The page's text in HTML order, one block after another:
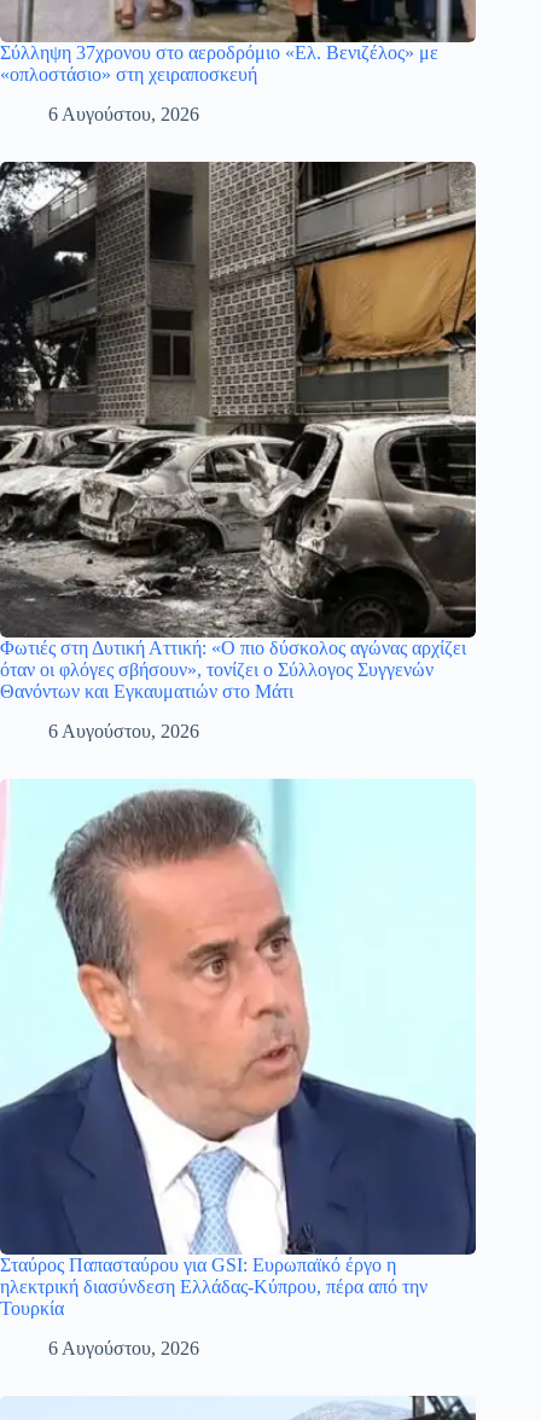
Σύλληψη 37χρονου στο αεροδρόμιο «Ελ. Βενιζέλος» με
«οπλοστάσιο» στη χειραποσκευή
6 Αυγούστου, 2026
Φωτιές στη Δυτική Αττική: «Ο πιο δύσκολος αγώνας αρχίζει
όταν οι φλόγες σβήσουν», τονίζει ο Σύλλογος Συγγενών
Θανόντων και Εγκαυματιών στο Μάτι
6 Αυγούστου, 2026
Σταύρος Παπασταύρου για GSI: Ευρωπαϊκό έργο η
ηλεκτρική διασύνδεση Ελλάδας-Κύπρου, πέρα από την
Τουρκία
6 Αυγούστου, 2026